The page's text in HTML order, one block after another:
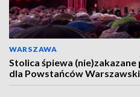
WARSZAWA
Stolica śpiewa
dla Powstańców